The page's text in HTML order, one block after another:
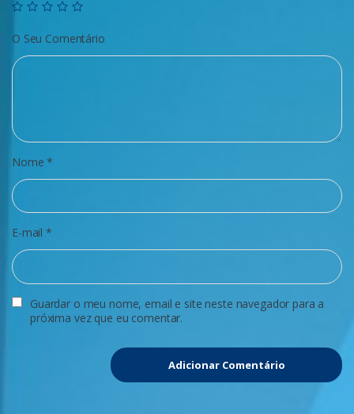
O Seu Comentário
Nome*
E-mail*
Guardar o meu nome, email e site neste navegador para a
próxima vez que eu comentar.